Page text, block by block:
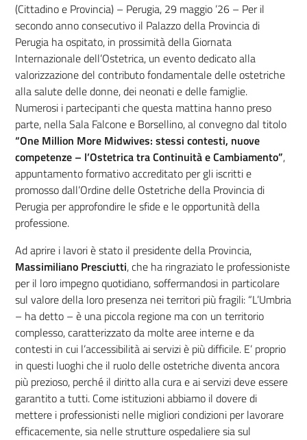
(Cittadino e Provincia) – Perugia, 29 maggio ’26 – Per il
secondo anno consecutivo il Palazzo della Provincia di
Perugia ha ospitato, in prossimità della Giornata
Internazionale dell’Ostetrica, un evento dedicato alla
valorizzazione del contributo fondamentale delle ostetriche
alla salute delle donne, dei neonati e delle famiglie.
Numerosi i partecipanti che questa mattina hanno preso
parte, nella Sala Falcone e Borsellino, al convegno dal titolo
“One Million More Midwives: stessi contesti, nuove
competenze – l’Ostetrica tra Continuità e Cambiamento”,
appuntamento formativo accreditato per gli iscritti e
promosso dall’Ordine delle Ostetriche della Provincia di
Perugia per approfondire le sfide e le opportunità della
professione.
Ad aprire i lavori è stato il presidente della Provincia,
Massimiliano Presciutti, che ha ringraziato le professioniste
per il loro impegno quotidiano, soffermandosi in particolare
sul valore della loro presenza nei territori più fragili: “L’Umbria
– ha detto – è una piccola regione ma con un territorio
complesso, caratterizzato da molte aree interne e da
contesti in cui l’accessibilità ai servizi è più difficile. E’ proprio
in questi luoghi che il ruolo delle ostetriche diventa ancora
più prezioso, perché il diritto alla cura e ai servizi deve essere
garantito a tutti. Come istituzioni abbiamo il dovere di
mettere i professionisti nelle migliori condizioni per lavorare
efficacemente, sia nelle strutture ospedaliere sia sul